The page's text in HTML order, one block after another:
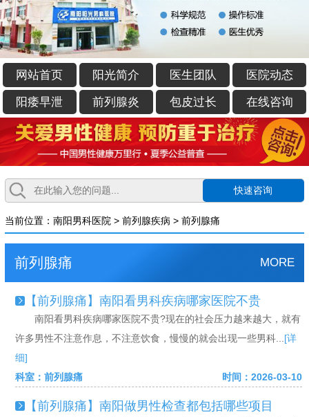
网站首页 阳光简介 医生团队 医院动态
阳痿早泄 前列腺炎 包皮过长 在线咨询
快速咨询
当前位置： 南阳男科医院 > 前列腺疾病 > 前列腺痛
前列腺痛 MORE
【前列腺痛】南阳看男科疾病哪家医院不贵
南阳看男科疾病哪家医院不贵?现在的社会压力越来越大，就有
许多男性不注意作息，不注意饮食，慢慢的就会出现一些男科... [详
细]
科室：前列腺痛
时间：2026-03-10
【前列腺痛】南阳做男性检查都包括哪些项目